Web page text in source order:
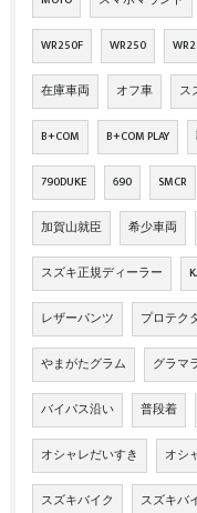
WR250F WR250
在庫車両 オフ車 ス
B+COM B+COM PLAY
790DUKE 690 SMCR
加賀山就臣 希少車両
スズキ正規ディーラー
レザーパンツ プロテク
やまがたグラム グラマ
バイパス沿い 普段着
オシャレだいすき オシ
スズキバイク スズキバ